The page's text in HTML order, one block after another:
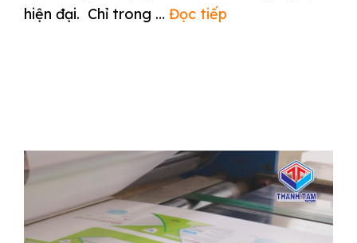
hiện đại. Chỉ trong … Đọc tiếp